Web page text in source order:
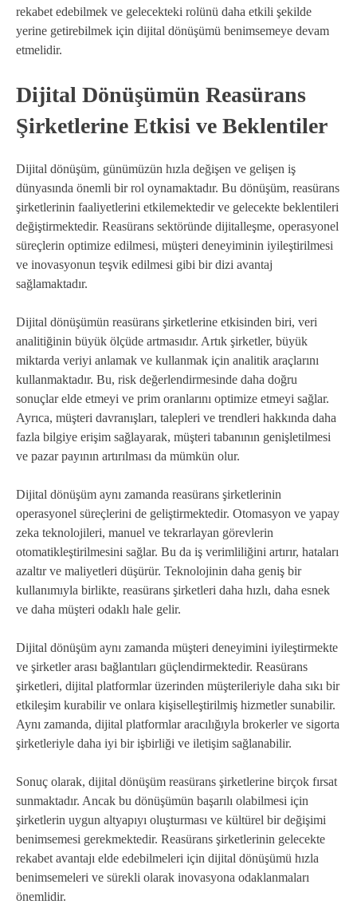
rekabet edebilmek ve gelecekteki rolünü daha etkili şekilde
yerine getirebilmek için dijital dönüşümü benimsemeye devam
etmelidir.
Dijital Dönüşümün Reasürans
Şirketlerine Etkisi ve Beklentiler
Dijital dönüşüm, günümüzün hızla değişen ve gelişen iş
dünyasında önemli bir rol oynamaktadır. Bu dönüşüm, reasürans
şirketlerinin faaliyetlerini etkilemektedir ve gelecekte beklentileri
değiştirmektedir. Reasürans sektöründe dijitalleşme, operasyonel
süreçlerin optimize edilmesi, müşteri deneyiminin iyileştirilmesi
ve inovasyonun teşvik edilmesi gibi bir dizi avantaj
sağlamaktadır.
Dijital dönüşümün reasürans şirketlerine etkisinden biri, veri
analitiğinin büyük ölçüde artmasıdır. Artık şirketler, büyük
miktarda veriyi anlamak ve kullanmak için analitik araçlarını
kullanmaktadır. Bu, risk değerlendirmesinde daha doğru
sonuçlar elde etmeyi ve prim oranlarını optimize etmeyi sağlar.
Ayrıca, müşteri davranışları, talepleri ve trendleri hakkında daha
fazla bilgiye erişim sağlayarak, müşteri tabanının genişletilmesi
ve pazar payının artırılması da mümkün olur.
Dijital dönüşüm aynı zamanda reasürans şirketlerinin
operasyonel süreçlerini de geliştirmektedir. Otomasyon ve yapay
zeka teknolojileri, manuel ve tekrarlayan görevlerin
otomatikleştirilmesini sağlar. Bu da iş verimliliğini artırır, hataları
azaltır ve maliyetleri düşürür. Teknolojinin daha geniş bir
kullanımıyla birlikte, reasürans şirketleri daha hızlı, daha esnek
ve daha müşteri odaklı hale gelir.
Dijital dönüşüm aynı zamanda müşteri deneyimini iyileştirmekte
ve şirketler arası bağlantıları güçlendirmektedir. Reasürans
şirketleri, dijital platformlar üzerinden müşterileriyle daha sıkı bir
etkileşim kurabilir ve onlara kişiselleştirilmiş hizmetler sunabilir.
Aynı zamanda, dijital platformlar aracılığıyla brokerler ve sigorta
şirketleriyle daha iyi bir işbirliği ve iletişim sağlanabilir.
Sonuç olarak, dijital dönüşüm reasürans şirketlerine birçok fırsat
sunmaktadır. Ancak bu dönüşümün başarılı olabilmesi için
şirketlerin uygun altyapıyı oluşturması ve kültürel bir değişimi
benimsemesi gerekmektedir. Reasürans şirketlerinin gelecekte
rekabet avantajı elde edebilmeleri için dijital dönüşümü hızla
benimsemeleri ve sürekli olarak inovasyona odaklanmaları
önemlidir.